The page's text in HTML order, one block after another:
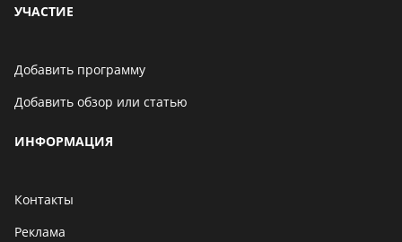
УЧАСТИЕ
Добавить программу
Добавить обзор или статью
ИНФОРМАЦИЯ
Контакты
Реклама